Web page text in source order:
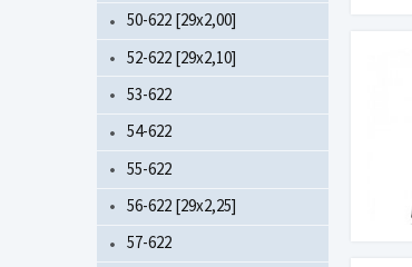
50-622 [29x2,00]
52-622 [29x2,10]
53-622
54-622
55-622
56-622 [29x2,25]
57-622